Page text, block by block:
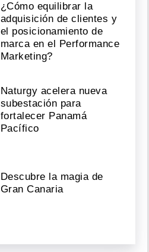
¿Cómo equilibrar la
adquisición de clientes y
el posicionamiento de
marca en el Performance
Marketing?
Naturgy acelera nueva
subestación para
fortalecer Panamá
Pacífico
Descubre la magia de
Gran Canaria